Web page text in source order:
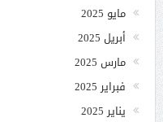
مايو 2025
أبريل 2025
مارس 2025
فبراير 2025
يناير 2025